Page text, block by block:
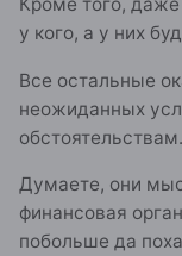
у кого, а у них
Все остальные
неожиданных
обстоятельствам.
Думаете, они
финансовая
побольше да